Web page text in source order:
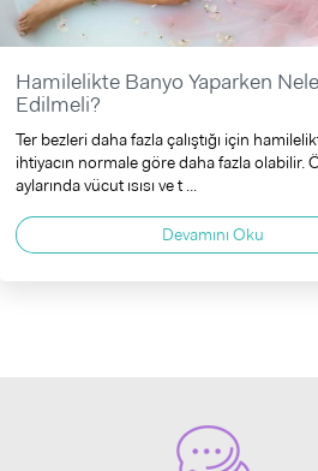
Hamilelikte Banyo Yaparken
Edilmeli?
Ter bezleri daha fazla çalıştığı için
ihtiyacın normale göre daha fazla olabilir.
aylarında vücut ısısı ve t ...
Devamını Oku